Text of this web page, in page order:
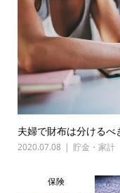
夫婦で財布は分ける
2020.07.08 貯金・家計
保険